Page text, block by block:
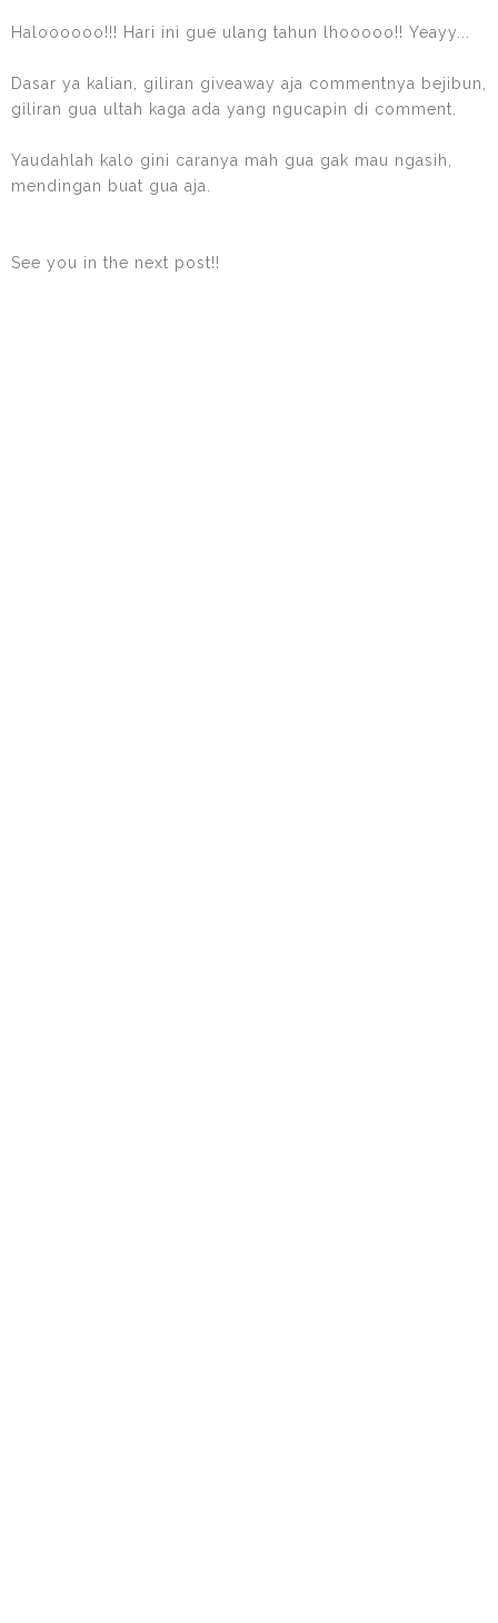
Haloooooo!!! Hari ini gue ulang tahun lhooooo!! Yeayy...
Dasar ya kalian, giliran giveaway aja commentnya bejibun,
giliran gua ultah kaga ada yang ngucapin di comment.
Yaudahlah kalo gini caranya mah gua gak mau ngasih,
mendingan buat gua aja.
See you in the next post!!